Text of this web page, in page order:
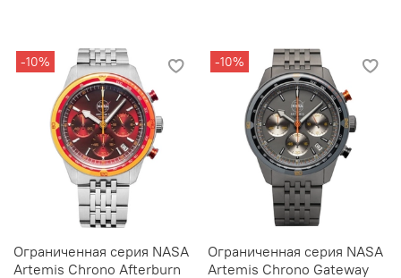
-10%
Ограниченная серия NASA
Artemis Chrono Afterburn
-10%
Ограниченная серия NASA
Artemis Chrono Gateway